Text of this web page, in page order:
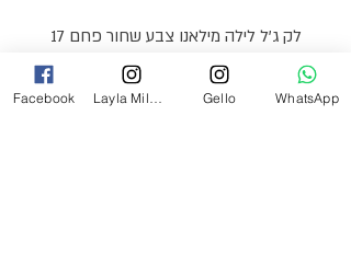
לק ג'ל לילה מילאנו צבע שחור פחם 17
מ"ל Black - 17
מחיר₪69.00
Facebook Gello WhatsApp